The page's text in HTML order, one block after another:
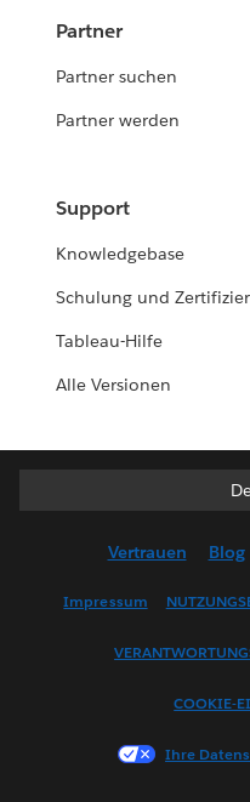
Partner
Partner suchen
Partner werden
Support
Knowledgebase
Schulung und
Tableau-Hilfe
Alle Versionen
Vertrauen Blog
Impressum
COOKIE-
Ihre